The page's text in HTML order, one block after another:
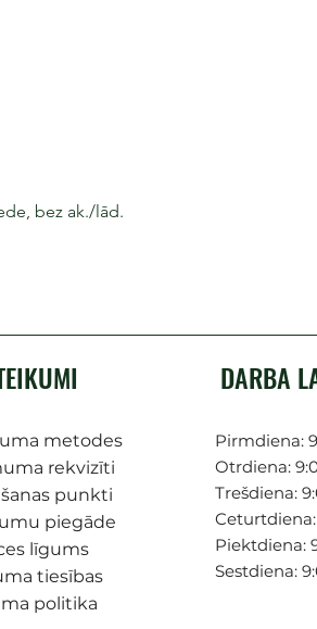
bez ak./lād.
metodes
rekvizīti
punkti
piegāde
līgums
tiesības
politika
DARBA
Pirmdiena:
Otrdiena:
Trešdiena:
Ceturtdiena:
Piektdiena:
Sestdiena: